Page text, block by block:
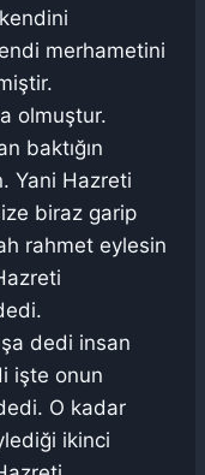
merhametini
olmuştur.
baktığın
Yani Hazreti
biraz garip
rahmet eylesin
dedi insan
işte onun
O kadar
ikinci